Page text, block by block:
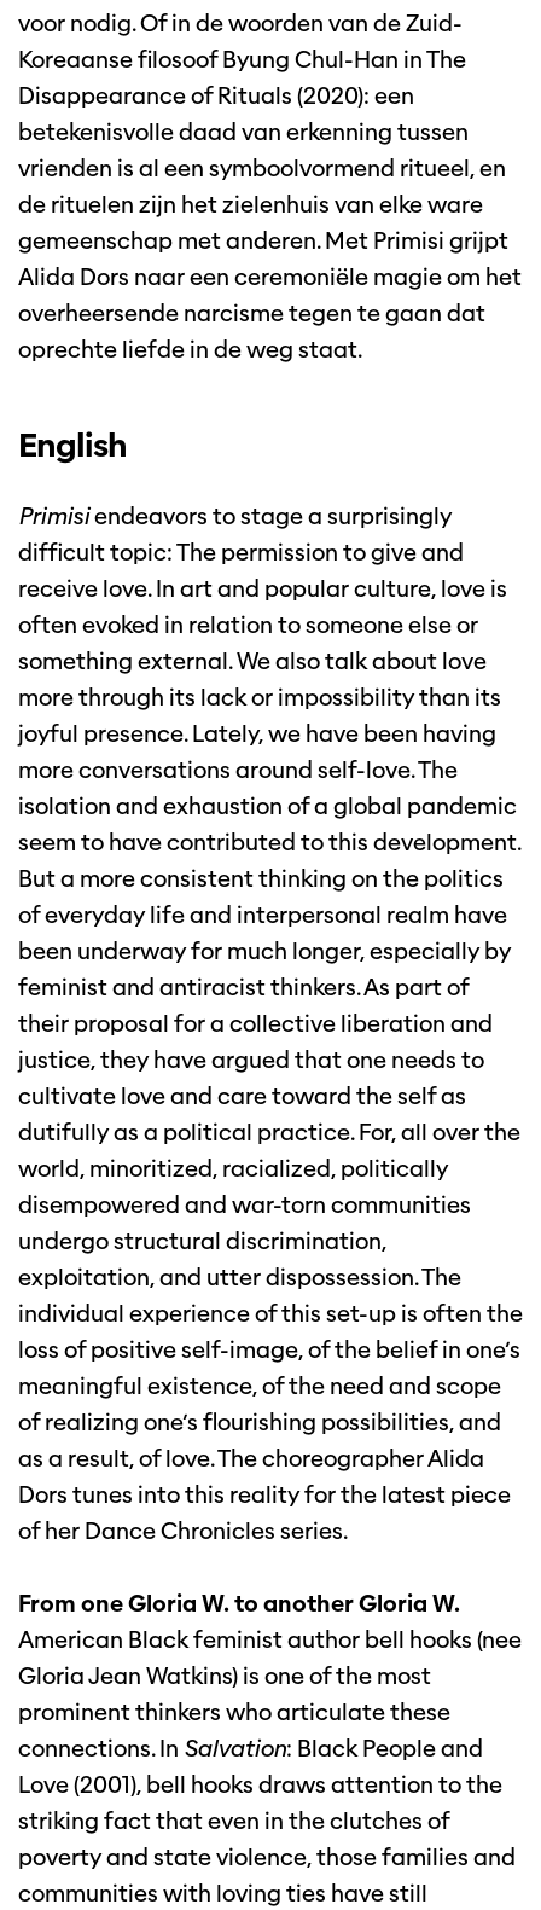
voor nodig. Of in de woorden van de Zuid-
Koreaanse filosoof Byung Chul-Han in The
Disappearance of Rituals (2020): een
betekenisvolle daad van erkenning tussen
vrienden is al een symboolvormend ritueel, en
de rituelen zijn het zielenhuis van elke ware
gemeenschap met anderen. Met Primisi grijpt
Alida Dors naar een ceremoniële magie om het
overheersende narcisme tegen te gaan dat
oprechte liefde in de weg staat.
English
Primisiendeavors to stage a surprisingly
difficult topic: The permission to give and
receive love. In art and popular culture, love is
often evoked in relation to someone else or
something external. We also talk about love
more through its lack or impossibility than its
joyful presence. Lately, we have been having
more conversations around self-love. The
isolation and exhaustion of a global pandemic
seem to have contributed to this development.
But a more consistent thinking on the politics
of everyday life and interpersonal realm have
been underway for much longer, especially by
feminist and antiracist thinkers. As part of
their proposal for a collective liberation and
justice, they have argued that one needs to
cultivate love and care toward the self as
dutifully as a political practice. For, all over the
world, minoritized, racialized, politically
disempowered and war-torn communities
undergo structural discrimination,
exploitation, and utter dispossession. The
individual experience of this set-up is often the
loss of positive self-image, of the belief in one’s
meaningful existence, of the need and scope
of realizing one’s flourishing possibilities, and
as a result, of love. The choreographer Alida
Dors tunes into this reality for the latest piece
of her Dance Chronicles series.
From one Gloria W. to another Gloria W.
American Black feminist author bell hooks (nee
Gloria Jean Watkins) is one of the most
prominent thinkers who articulate these
connections. In Salvation: Black People and
Love (2001), bell hooks draws attention to the
striking fact that even in the clutches of
poverty and state violence, those families and
communities with loving ties have still